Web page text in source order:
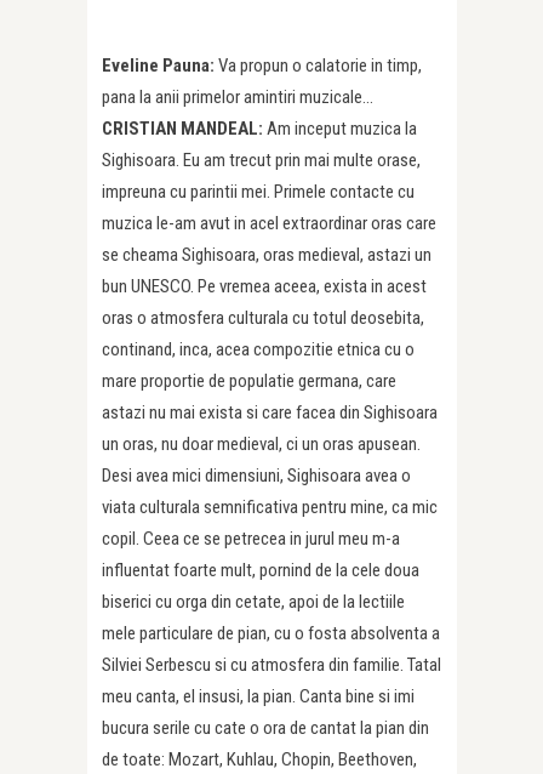
Eveline Pauna: Va propun o calatorie in timp,
pana la anii primelor amintiri muzicale…
CRISTIAN MANDEAL: Am inceput muzica la
Sighisoara. Eu am trecut prin mai multe orase,
impreuna cu parintii mei. Primele contacte cu
muzica le-am avut in acel extraordinar oras care
se cheama Sighisoara, oras medieval, astazi un
bun UNESCO. Pe vremea aceea, exista in acest
oras o atmosfera culturala cu totul deosebita,
continand, inca, acea compozitie etnica cu o
mare proportie de populatie germana, care
astazi nu mai exista si care facea din Sighisoara
un oras, nu doar medieval, ci un oras apusean.
Desi avea mici dimensiuni, Sighisoara avea o
viata culturala semnificativa pentru mine, ca mic
copil. Ceea ce se petrecea in jurul meu m-a
influentat foarte mult, pornind de la cele doua
biserici cu orga din cetate, apoi de la lectiile
mele particulare de pian, cu o fosta absolventa a
Silviei Serbescu si cu atmosfera din familie. Tatal
meu canta, el insusi, la pian. Canta bine si imi
bucura serile cu cate o ora de cantat la pian din
de toate: Mozart, Kuhlau, Chopin, Beethoven,